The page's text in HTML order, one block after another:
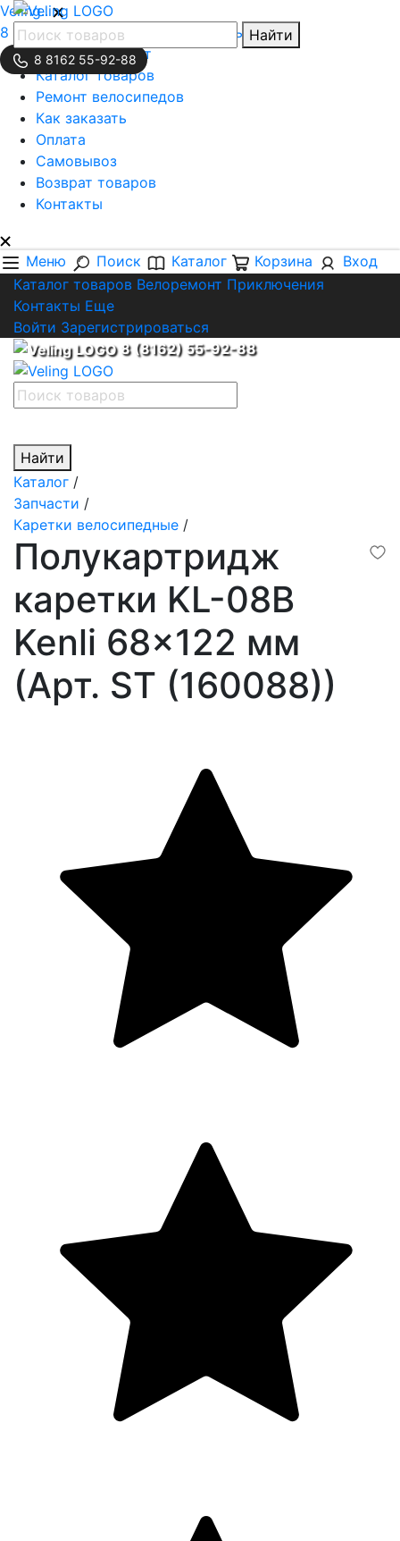
Veling..
8 (8162) 55-92-88
Обратная связь
Личный кабинет
Каталог товаров
Ремонт велосипедов
Как заказать
Оплата
Самовывоз
Возврат товаров
Контакты
Меню Поиск Каталог Корзина Вход
Найти
8 8162 55-92-88
Каталог товаров Велоремонт Приключения
Контакты Еще
Войти Зарегистрироваться
8 (8162) 55-92-88
Найти
Каталог /
Запчасти /
Каретки велосипедные /
Полукартридж
каретки KL-08B
Kenli 68x122 мм
(Арт. ST (160088))